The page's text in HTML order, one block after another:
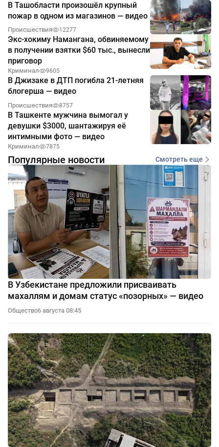
В Ташобласти произошёл крупный
пожар в одном из магазинов — видео
Происшествия 12277
Экс-хокиму Намангана, обвиняемому
в получении взятки $60 тыс., вынесли
приговор
Криминал 9605
В Джизаке в ДТП погибла 21-летняя
блогерша — видео
Происшествия 8757
В Ташкенте мужчина вымогал у
девушки $3000, шантажируя её
интимными фото — видео
Криминал 7875
Популярные новости Смотреть еще
В Узбекистане предложили присваивать
махаллям и домам статус «позорных» — видео
Общество6 августа 08:45